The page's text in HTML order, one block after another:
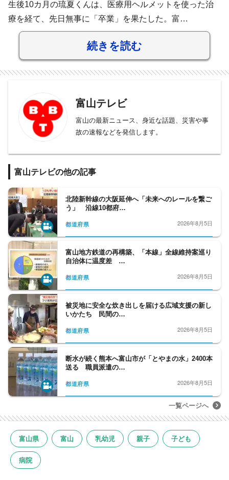
生後10カ月の琉夏くんは、医療用ヘルメットを使った治
療を経て、先日無事に「卒業」を果たした。富…
続きを読む
富山テレビ
富山の最新ニュース、身近な話題、災害や事
故の速報などを発信します。
富山テレビの他の記事
北陸新幹線の大阪延伸へ「未来へのレールを繋ご
う」 沿線10都府…
都道府県 2026年8月5日
富山地方鉄道の再構築、「本線」全線維持案巡り
自治体に温度差 …
都道府県 2026年8月5日
被災地に安全な炊き出しを届ける広域支援の新し
いかたち 民間の…
都道府県 2026年8月5日
断水が続く熊本へ富山市が「とやまの水」2400本
送る 職員派遣の…
都道府県 2026年8月5日
一覧ページへ
富山県 富山 乳幼児 親子 子ども
病院